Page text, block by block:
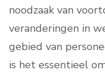
noodzaak van
veranderingen in
gebied van
is het essentieel